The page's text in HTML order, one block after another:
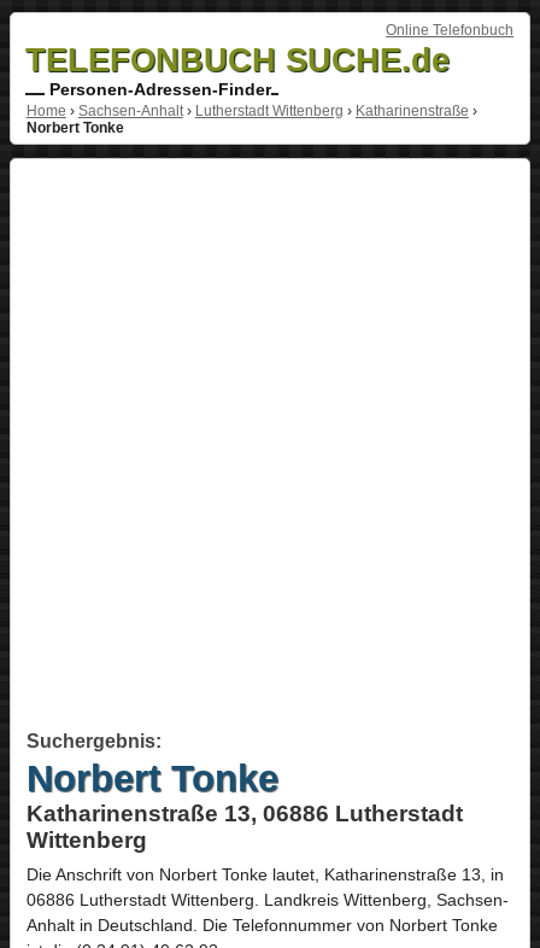
Online Telefonbuch
TELEFONBUCH SUCHE.de
Personen-Adressen-Finder
Home › Sachsen-Anhalt› Lutherstadt Wittenberg › Katharinenstraße ›
Norbert Tonke
Suchergebnis:
Norbert Tonke
Katharinenstraße 13, 06886 Lutherstadt
Wittenberg
Die Anschrift von Norbert Tonkelautet, Katharinenstraße 13, in
06886 Lutherstadt Wittenberg. Landkreis Wittenberg, Sachsen-
Anhaltin Deutschland. Die Telefonnummer von Norbert Tonke